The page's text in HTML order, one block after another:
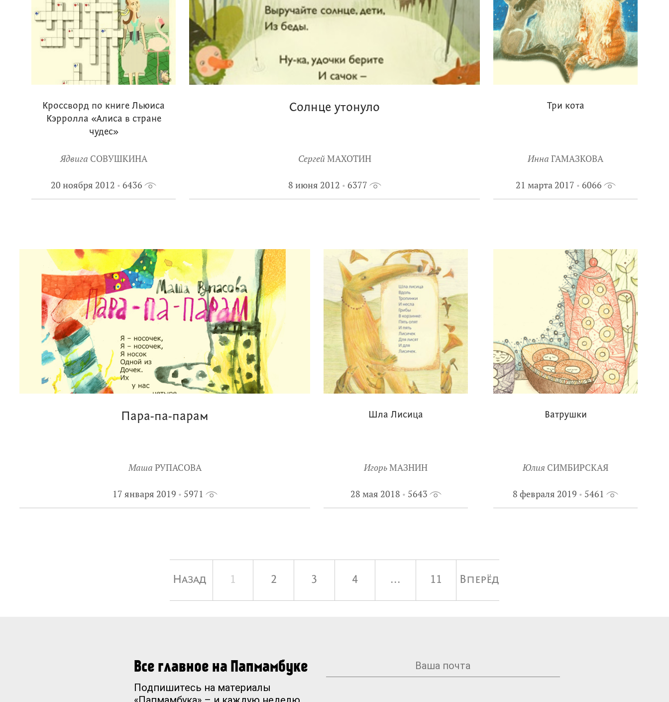
Кроссворд по книге Льюиса
Кэрролла «Алиса в стране
чудес»
Ядвига СОВУШКИНА
20 ноября 2012 6436
Солнце утонуло
Сергей МАХОТИН
8 июня 2012 6377
Три кота
Инна ГАМАЗКОВА
21 марта 2017 6066
Пара-па-парам
Маша РУПАСОВА
17 января 2019 5971
Шла Лисица
ИгорьМАЗНИН
28 мая 2018 5643
Ватрушки
Юлия СИМБИРСКАЯ
8 февраля 2019 5461
Назад 1 2 3 4 ... 11 Вперёд
Все главное на Папмамбуке
Подпишитесь на материалы